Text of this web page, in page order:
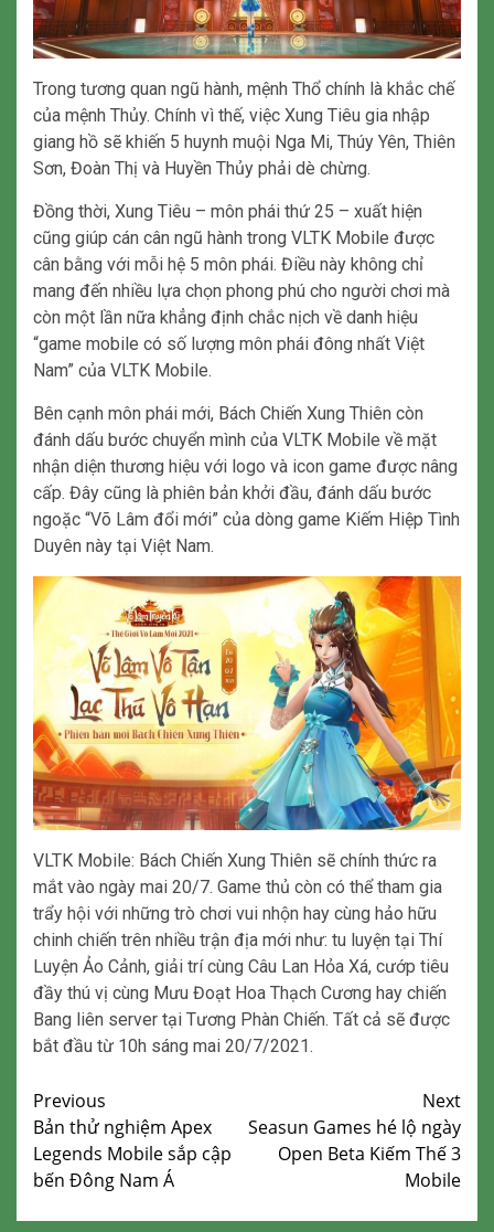
Trong tương quan ngũ hành, mệnh Thổ chính là khắc chế
của mệnh Thủy. Chính vì thế, việc Xung Tiêu gia nhập
giang hồ sẽ khiến 5 huynh muội Nga Mi, Thúy Yên, Thiên
Sơn, Đoàn Thị và Huyền Thủy phải dè chừng.
Đồng thời, Xung Tiêu – môn phái thứ 25 – xuất hiện
cũng giúp cán cân ngũ hành trong VLTK Mobile được
cân bằng với mỗi hệ 5 môn phái. Điều này không chỉ
mang đến nhiều lựa chọn phong phú cho người chơi mà
còn một lần nữa khẳng định chắc nịch về danh hiệu
“game mobile có số lượng môn phái đông nhất Việt
Nam” của VLTK Mobile.
Bên cạnh môn phái mới, Bách Chiến Xung Thiên còn
đánh dấu bước chuyển mình của VLTK Mobile về mặt
nhận diện thương hiệu với logo và icon game được nâng
cấp. Đây cũng là phiên bản khởi đầu, đánh dấu bước
ngoặc “Võ Lâm đổi mới” của dòng game Kiếm Hiệp Tình
Duyên này tại Việt Nam.
VLTK Mobile: Bách Chiến Xung Thiên sẽ chính thức ra
mắt vào ngày mai 20/7. Game thủ còn có thể tham gia
trẩy hội với những trò chơi vui nhộn hay cùng hảo hữu
chinh chiến trên nhiều trận địa mới như: tu luyện tại Thí
Luyện Ảo Cảnh, giải trí cùng Câu Lan Hỏa Xá, cướp tiêu
đầy thú vị cùng Mưu Đoạt Hoa Thạch Cương hay chiến
Bang liên server tại Tương Phàn Chiến. Tất cả sẽ được
bắt đầu từ 10h sáng mai 20/7/2021.
Continue
Reading
Previous
Bản thử nghiệm Apex
Legends Mobile sắp cập
bến Đông Nam Á
Next
Seasun Games hé lộ ngày
Open Beta Kiếm Thế 3
Mobile